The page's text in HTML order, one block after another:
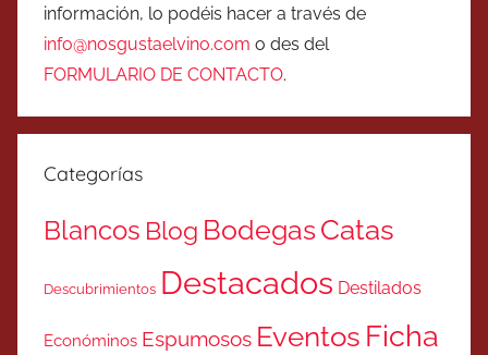
información, lo podéis hacer a través de
info@nosgustaelvino.com o des del
FORMULARIO DE CONTACTO.
Categorías
Blancos Blog BodegasCatas
Descubrimientos Destacados Destilados
Económinos Espumosos Eventos Ficha